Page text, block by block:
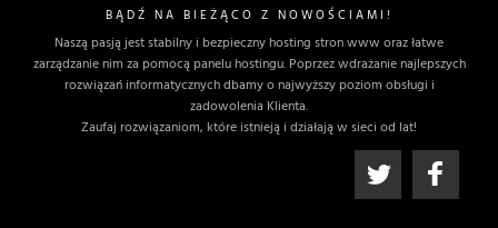
BĄDŹ NA BIEŻĄCO Z NOWOŚCIAMI!
Naszą pasją jest stabilny i bezpieczny hosting stron www oraz łatwe
zarządzanie nim za pomocą panelu hostingu. Poprzez wdrażanie najlepszych
rozwiązań informatycznych dbamy o najwyższy poziom obsługi i
zadowolenia Klienta.
Zaufaj rozwiązaniom, które istnieją i działają w sieci od lat!